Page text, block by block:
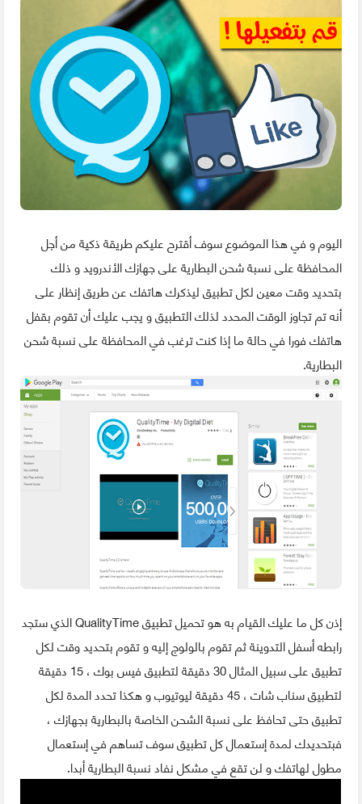
اليوم و في هذا الموضوع سوف أقترح عليكم طريقة ذكية من أجل
المحافظة على نسبة شحن البطارية على جهازك الأندرويد و ذلك
بتحديد وقت معين لكل تطبيق ليذكرك هاتفك عن طريق إنظار على
أنه تم تجاوز الوقت المحدد لذلك التطبيق و يجب عليك أن تقوم بقفل
هاتفك فورا في حالة ما إذا كنت ترغب في المحافظة على نسبة شحن
البطارية.
إذن كل ما عليك القيام به هو تحميل تطبيق QualityTime الذي ستجد
رابطه أسفل التدوينة ثم تقوم بالولوج إليه و تقوم بتحديد وقت لكل
تطبيق على سبيل المثال 30 دقيقة لتطبيق فيس بوك ، 15 دقيقة
لتطبيق سناب شات ، 45 دقيقة ليوتيوب و هكذا تحدد المدة لكل
تطبيق حتى تحافظ على نسبة الشحن الخاصة بالبطارية بجهازك ،
فبتحديدك لمدة إستعمال كل تطبيق سوف تساهم في إستعمال
مطول لهاتفك و لن تقع في مشكل نفاد نسبة البطارية أبدا.